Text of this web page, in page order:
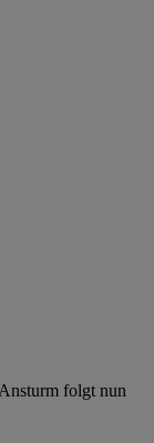
folgt nun